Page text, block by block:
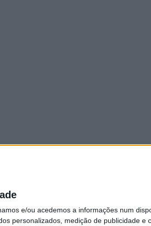
e/ou acedemos a informações num
personalizados, medição de publicidade